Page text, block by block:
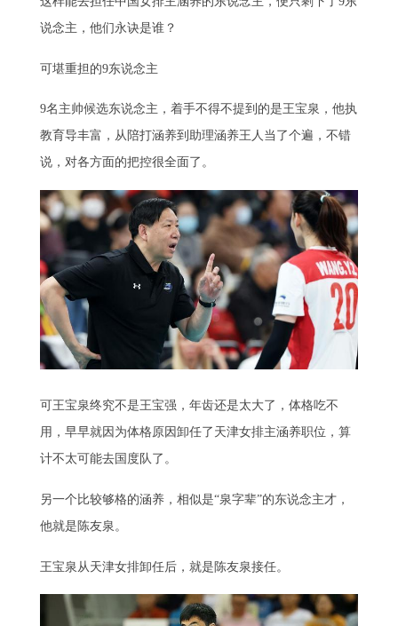
说念主，他们永诀是谁？
可堪重担的9东说念主
9名主帅候选东说念主，着手不得不提到的是王宝泉，他执
教育导丰富，从陪打涵养到助理涵养王人当了个遍，不错
说，对各方面的把控很全面了。
可王宝泉终究不是王宝强，年齿还是太大了，体格吃不
用，早早就因为体格原因卸任了天津女排主涵养职位，算
计不太可能去国度队了。
另一个比较够格的涵养，相似是“泉字辈”的东说念主才，
他就是陈友泉。
王宝泉从天津女排卸任后，就是陈友泉接任。